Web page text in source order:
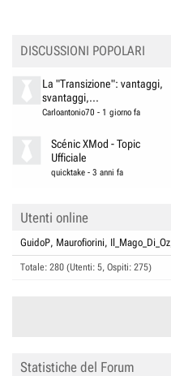
DISCUSSIONI POPOLARI
La "Transizione": vantaggi,
svantaggi,...
Carloantonio70 - 1 giorno fa
Scénic XMod - Topic
Ufficiale
quicktake -3 anni fa
Utenti online
GuidoP Maurofiorini Il_Mago_Di_Oz
Totale: 280 (Utenti: 5, Ospiti: 275)
Statistiche del Forum